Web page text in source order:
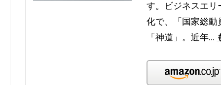
す。ビジネスエリ
化で、「国家総動
「神道」。近年…